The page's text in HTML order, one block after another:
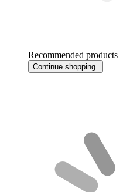
Recommended products
Continue shopping